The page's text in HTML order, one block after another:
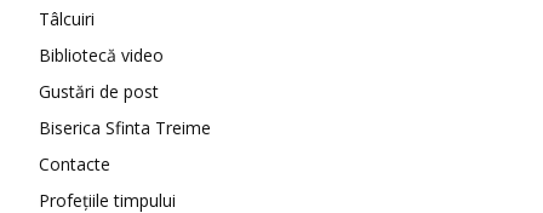
Tâlcuiri
Bibliotecă video
Gustări de post
Biserica Sfinta Treime
Contacte
Profețiile timpului